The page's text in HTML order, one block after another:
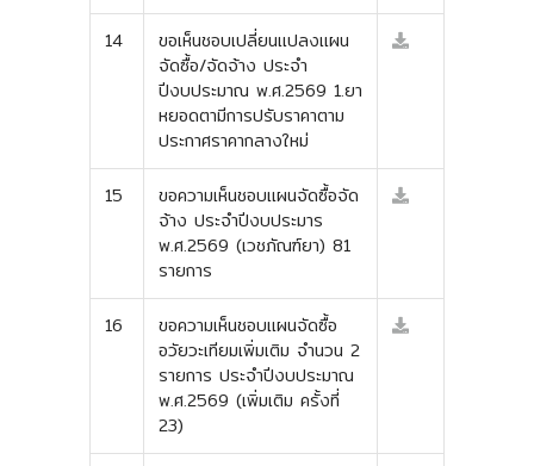
14
ขอเห็นชอบเปลี่ยนแปลงแผน
จัดซื้อ/จัดจ้าง ประจำ
ปีงบประมาณ พ.ศ.2569 1.ยา
หยอดตามีการปรับราคาตาม
ประกาศราคากลางใหม่
15
ขอความเห็นชอบแผนจัดซื้อจัด
จ้าง ประจำปีงบประมาร
พ.ศ.2569 (เวชภัณฑ์ยา) 81
รายการ
16
ขอความเห็นชอบแผนจัดซื้อ
อวัยวะเทียมเพิ่มเติม จำนวน 2
รายการ ประจำปีงบประมาณ
พ.ศ.2569 (เพิ่มเติม ครั้งที่
23)